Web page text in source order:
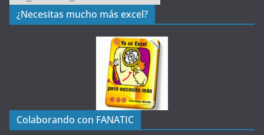
a
t
a
¿Necesitas mucho más excel?
Colaborando con FANATIC